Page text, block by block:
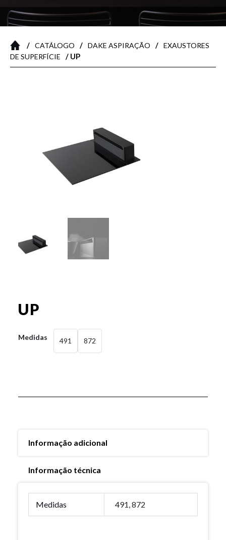
/ CATÁLOGO / DAKE ASPIRAÇÃO / EXAUSTORES
DE SUPERFÍCIE
/ UP
UP
Medidas 491 872
Informação adicional
Informação técnica
Medidas 491, 872